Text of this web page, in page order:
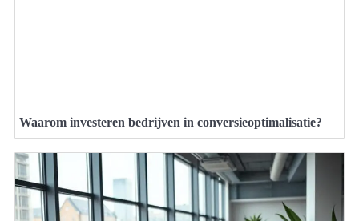
Waarom investeren bedrijven in conversieoptimalisatie?